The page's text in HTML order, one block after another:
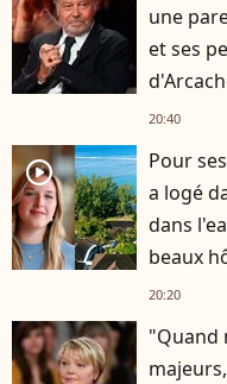
une
et ses
20:40
player2
Pour
a logé
dans
beaux
20:20
"Quand